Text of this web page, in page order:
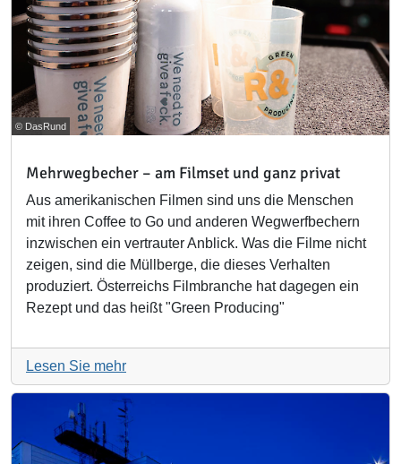
© DasRund
Mehrwegbecher – am Filmset und ganz privat
Aus amerikanischen Filmen sind uns die Menschen
mit ihren Coffee to Go und anderen Wegwerfbechern
inzwischen ein vertrauter Anblick. Was die Filme nicht
zeigen, sind die Müllberge, die dieses Verhalten
produziert. Österreichs Filmbranche hat dagegen ein
Rezept und das heißt "Green Producing"
Lesen Sie mehr